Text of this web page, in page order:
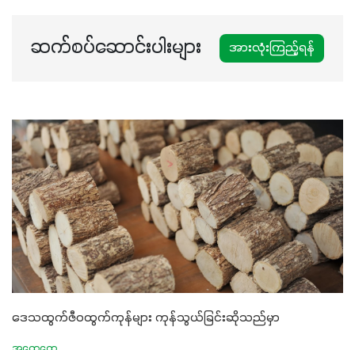
ဆက်စပ်ဆောင်းပါးများ အားလုံးကြည့်ရန်
ဒေသထွက်ဇီဝထွက်ကုန်များ ကုန်သွယ်ခြင်းဆိုသည်မှာ